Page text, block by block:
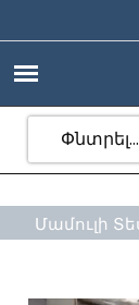
Մամուլի